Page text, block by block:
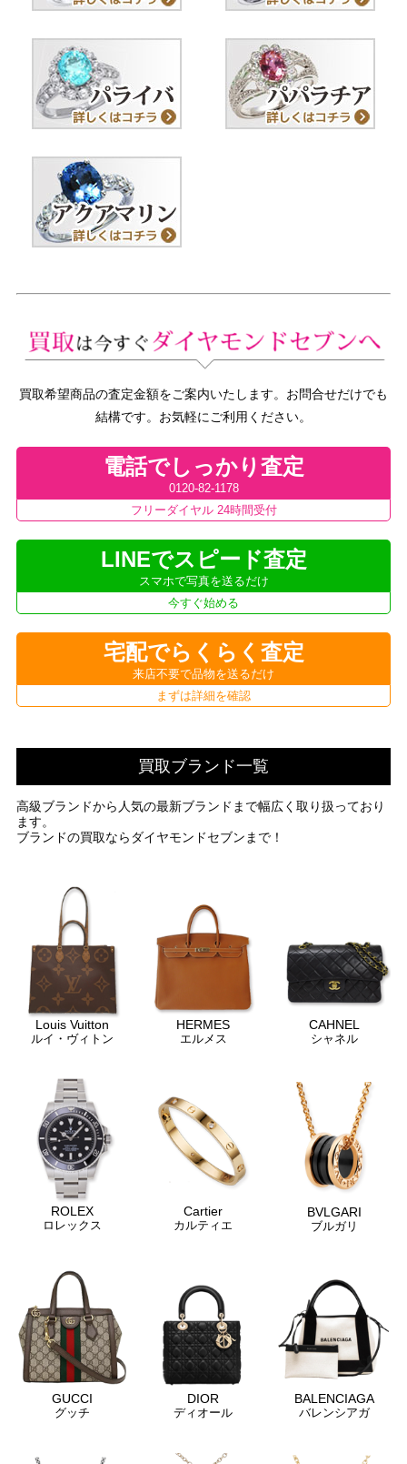
買取希望商品の査定金額をご案内いたします。お問合せだけでも
結構です。お気軽にご利用ください。
電話でしっかり査定
0120-82-1178
フリーダイヤル 24時間受付
LINEでスピード査定
スマホで写真を送るだけ
今すぐ始める
宅配でらくらく査定
来店不要で品物を送るだけ
まずは詳細を確認
買取ブランド一覧
高級ブランドから人気の最新ブランドまで幅広く取り扱っており
ます。
ブランドの買取ならダイヤモンドセブンまで！
Louis Vuitton
ルイ・ヴィトン
HERMES
エルメス
CAHNEL
シャネル
ROLEX
ロレックス
Cartier
カルティエ
BVLGARI
ブルガリ
GUCCI
グッチ
DIOR
ディオール
BALENCIAGA
バレンシアガ